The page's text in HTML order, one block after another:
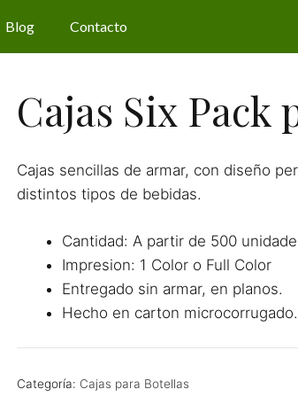
Blog Contacto
Cajas Six Pack
Cajas sencillas de armar, con diseño
distintos tipos de bebidas.
Cantidad: A partir de 500
Impresion: 1 Color o Full Color
Entregado sin armar, en planos.
Hecho en carton microcorrugado.
Categoría: Cajas para Botellas